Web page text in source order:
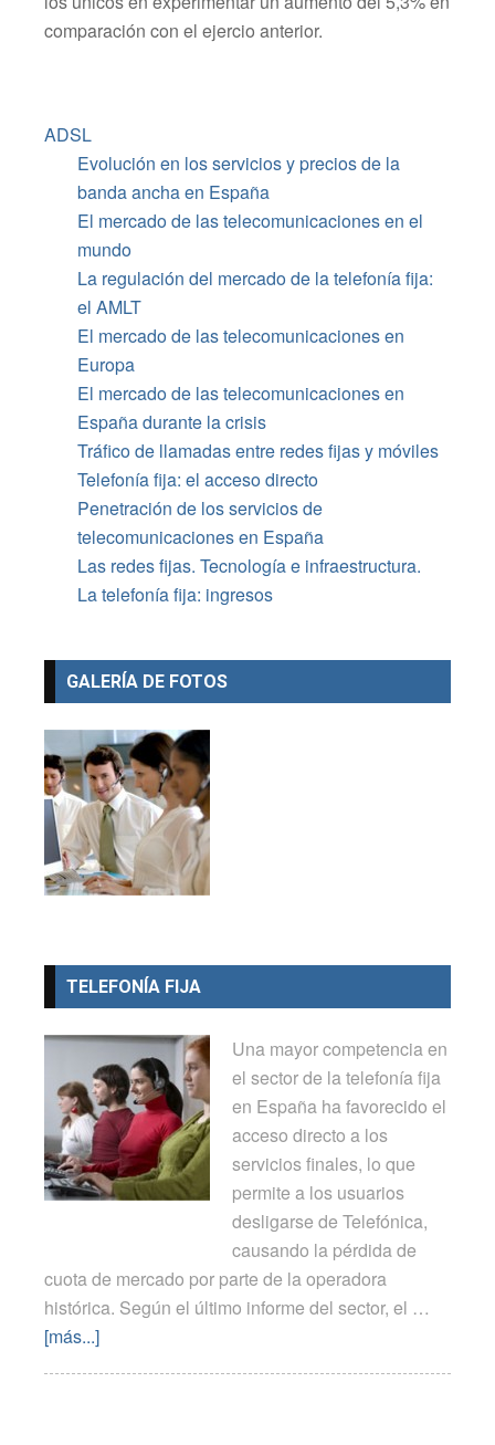
comparación con el ejercio anterior.
ADSL
Evolución en los servicios y precios de la
banda ancha en España
El mercado de las telecomunicaciones en el
mundo
La regulación del mercado de la telefonía fija:
el AMLT
El mercado de las telecomunicaciones en
Europa
El mercado de las telecomunicaciones en
España durante la crisis
Tráfico de llamadas entre redes fijas y móviles
Telefonía fija: el acceso directo
Penetración de los servicios de
telecomunicaciones en España
Las redes fijas. Tecnología e infraestructura.
La telefonía fija: ingresos
GALERÍA DE FOTOS
TELEFONÍA FIJA
Una mayor competencia en
el sector de la telefonía fija
en España ha favorecido el
acceso directo a los
servicios finales, lo que
permite a los usuarios
desligarse de Telefónica,
causando la pérdida de
cuota de mercado por parte de la operadora
histórica. Según el último informe del sector, el …
[más...]